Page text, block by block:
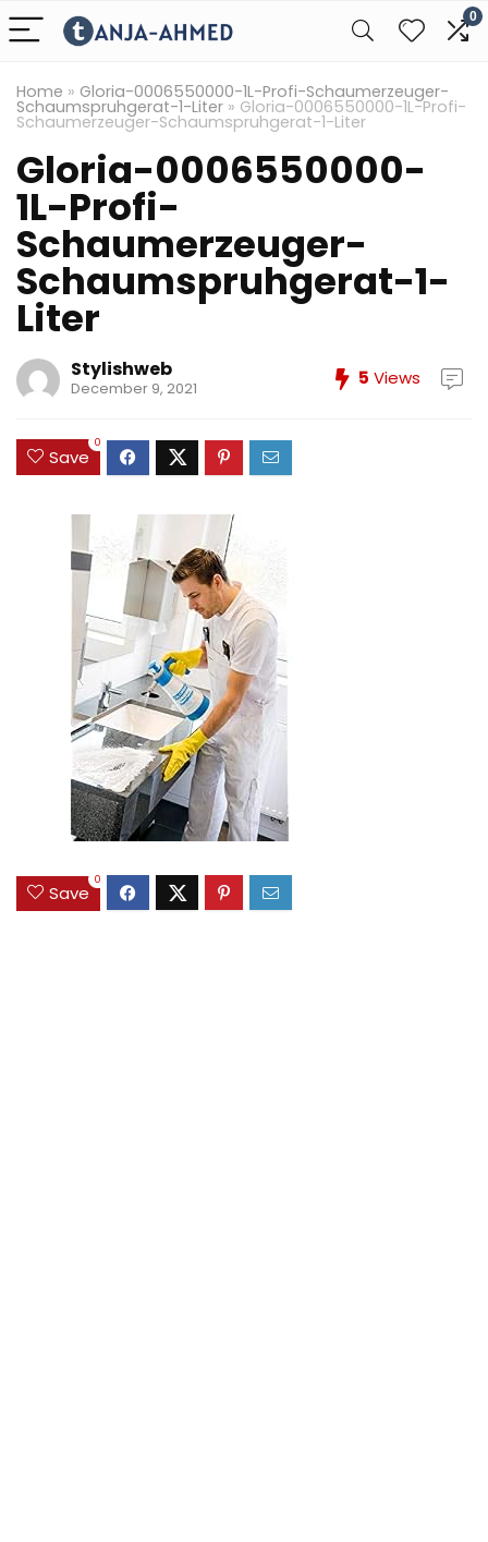
0
Home » Gloria-0006550000-1L-Profi-Schaumerzeuger-
Schaumspruhgerat-1-Liter » Gloria-0006550000-1L-Profi-
Schaumerzeuger-Schaumspruhgerat-1-Liter
Gloria-0006550000-
1L-Profi-
Schaumerzeuger-
Schaumspruhgerat-1-
Liter
Stylishweb
December 9, 2021 5 Views
Save
0
Save
0